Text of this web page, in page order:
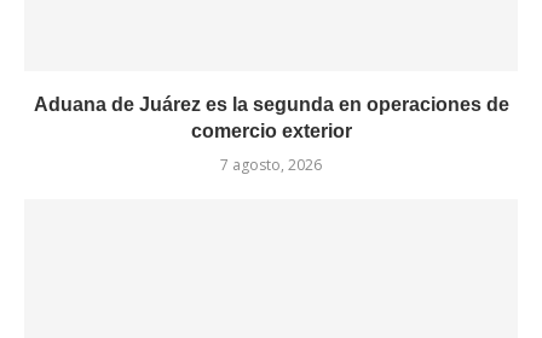
Aduana de Juárez es la segunda en operaciones de
comercio exterior
7 agosto, 2026